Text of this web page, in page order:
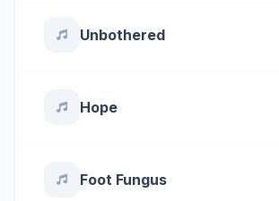
Unbothered
Hope
Foot Fungus